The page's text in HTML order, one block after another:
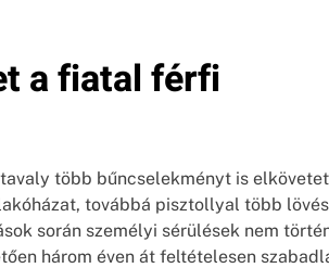
a fiatal férfi
több bűncselekményt is
továbbá pisztollyal több
során személyi sérülések nem
három éven át feltételesen